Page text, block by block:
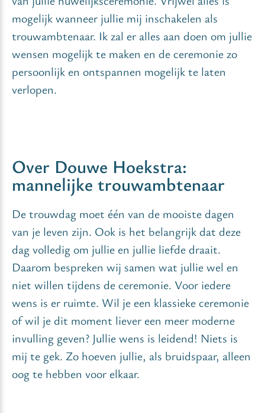
mogelijk wanneer jullie mij inschakelen als
trouwambtenaar. Ik zal er alles aan doen om jullie
wensen mogelijk te maken en de ceremonie zo
persoonlijk en ontspannen mogelijk te laten
verlopen.
Over Douwe Hoekstra:
mannelijke trouwambtenaar
De trouwdag moet één van de mooiste dagen
van je leven zijn. Ook is het belangrijk dat deze
dag volledig om jullie en jullie liefde draait.
Daarom bespreken wij samen wat jullie wel en
niet willen tijdens de ceremonie. Voor iedere
wens is er ruimte. Wil je een klassieke ceremonie
of wil je dit moment liever een meer moderne
invulling geven? Jullie wens is leidend! Niets is
mij te gek. Zo hoeven jullie, als bruidspaar, alleen
oog te hebben voor elkaar.